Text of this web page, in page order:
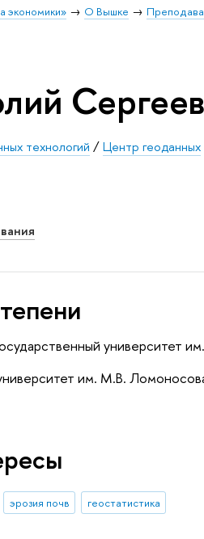
экономики» О Вышке
технологий /Центр геоданных
университет
им. М.В.
эрозия почв геостатистика